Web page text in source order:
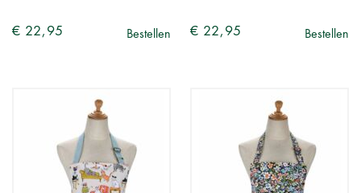
€ 22,95 Bestellen € 22,95 Bestellen